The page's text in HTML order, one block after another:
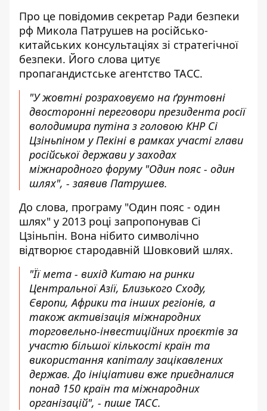
Про це повідомив секретар Ради безпеки
рф Микола Патрушев на російсько-
китайських консультаціях зі стратегічної
безпеки. Його слова цитує
пропагандистське агентство ТАСС.
"У жовтні розраховуємо на ґрунтовні
двосторонні переговори президента росії
володимира путіна з головою КНР Сі
Цзіньпіном у Пекіні в рамках участі глави
російської держави у заходах
міжнародного форуму "Один пояс - один
шлях", - заявив Патрушев.
До слова, програму "Один пояс - один
шлях" у 2013 році запропонував Сі
Цзіньпін. Вона нібито символічно
відтворює стародавній Шовковий шлях.
"Її мета - вихід Китаю на ринки
Центральної Азії, Близького Сходу,
Європи, Африки та інших регіонів, а
також активізація міжнародних
торговельно-інвестиційних проєктів за
участю більшої кількості країн та
використання капіталу зацікавлених
держав. До ініціативи вже приєдналися
понад 150 країн та міжнародних
організацій", - пише ТАСС.